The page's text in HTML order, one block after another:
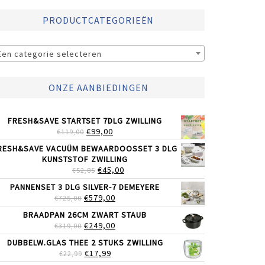
PRODUCTCATEGORIEËN
categorie selecteren
ONZE AANBIEDINGEN
FRESH&SAVE STARTSET 7DLG ZWILLING
€119,00 OORSPRONKELIJKE
PRIJS
WAS:
€119,00.
€99,00
PRIJS
IS:
€99,00.
VACUÜM BEWAARDOOSSET 3 DLG
KUNSTSTOF ZWILLING
€52,85 OORSPRONKELIJKE
PRIJS
WAS:
€52,85.
€45,00
PRIJS
IS:
PANNENSET 3 DLG SILVER-7 DEMEYERE
€725,00 OORSPRONKELIJKE
PRIJS
WAS:
€725,00.
€579,00
PRIJS
IS:
€579,00.
BRAADPAN 26CM ZWART STAUB
€319,00 OORSPRONKELIJKE
PRIJS
WAS:
€319,00.
€249,00
PRIJS
IS:
DUBBELW.GLAS THEE 2 STUKS ZWILLING
€22,99 OORSPRONKELIJKE
€17,99HUIDIGE